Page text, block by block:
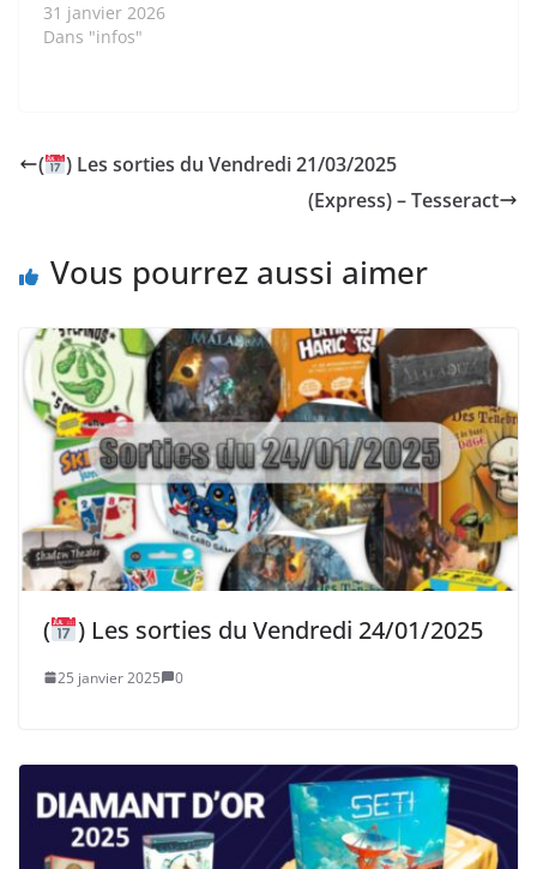
31 janvier 2026
Dans "infos"
(
) Les sorties du Vendredi 21/03/2025
(Express) – Tesseract
Vous pourrez aussi aimer
( ) Les sorties du Vendredi 24/01/2025
25 janvier 2025 0